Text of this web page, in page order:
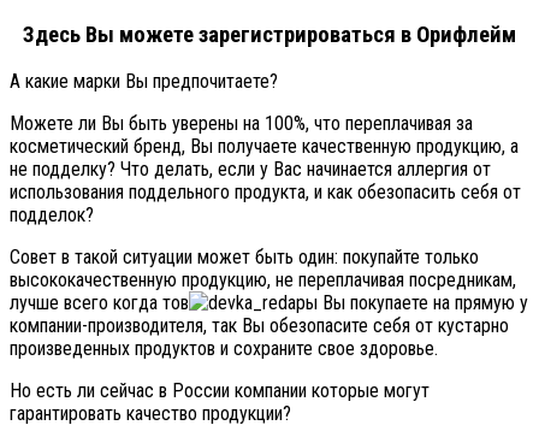
Здесь Вы можете зарегистрироваться в Орифлейм
А какие марки Вы предпочитаете?
Можете ли Вы быть уверены на 100%, что переплачивая за
косметический бренд, Вы получаете качественную продукцию, а
не подделку? Что делать, если у Вас начинается аллергия от
использования поддельного продукта, и как обезопасить себя от
подделок?
Совет в такой ситуации может быть один: покупайте только
высококачественную продукцию, не переплачивая посредникам,
лучше всего когда тов
ары Вы покупаете на прямую у
компании-производителя, так Вы обезопасите себя от кустарно
произведенных продуктов и сохраните свое здоровье.
Но есть ли сейчас в России компании которые могут
гарантировать качество продукции?